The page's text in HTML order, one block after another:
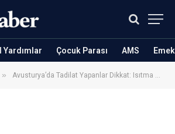
Yardımlar Çocuk Parası AMS
» Avusturya’da Tadilat Yapanlar Dikkat: Isıtma Bonusunda Yeni Dönem Başladı